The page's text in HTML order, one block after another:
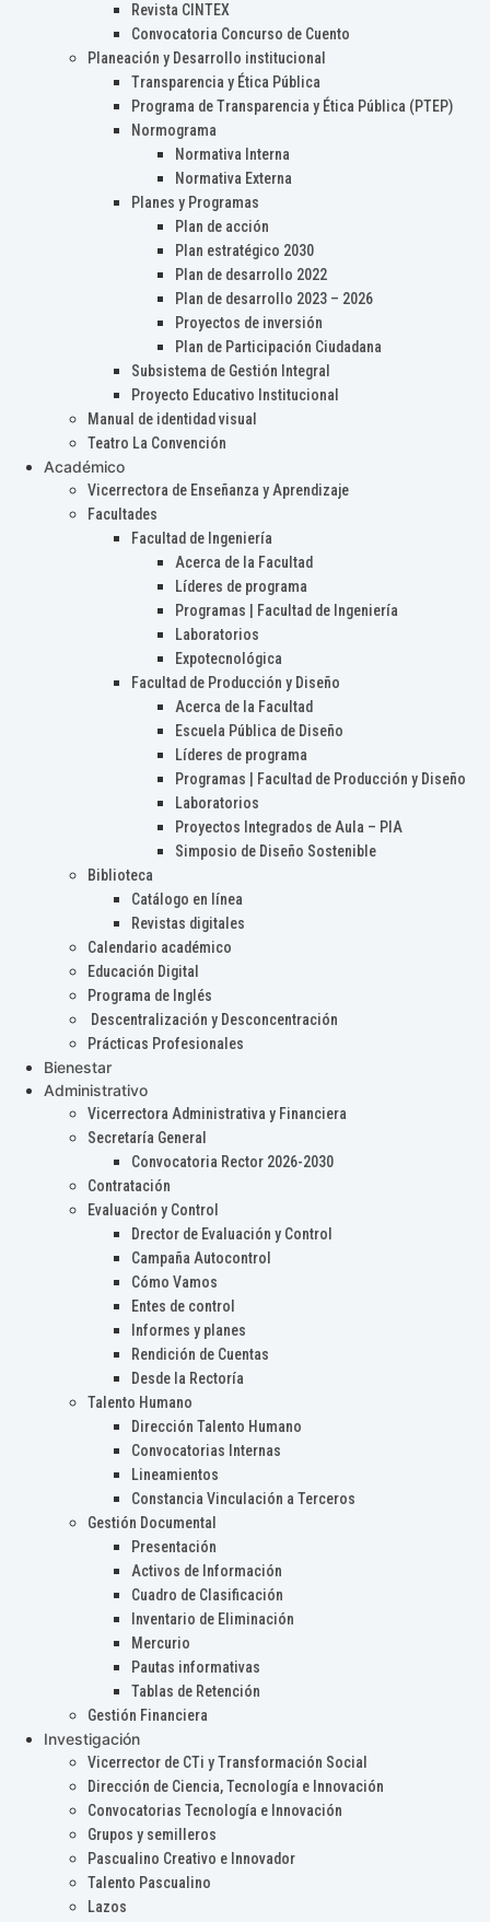
Revista CINTEX
Convocatoria Concurso de Cuento
Planeación y Desarrollo institucional
Transparencia y Ética Pública
Programa de Transparencia y Ética Pública (PTEP)
Normograma
Normativa Interna
Normativa Externa
Planes y Programas
Plan de acción
Plan estratégico 2030
Plan de desarrollo 2022
Plan de desarrollo 2023 – 2026
Proyectos de inversión
Plan de Participación Ciudadana
Subsistema de Gestión Integral
Proyecto Educativo Institucional
Manual de identidad visual
Teatro La Convención
Académico
Vicerrectora de Enseñanza y Aprendizaje
Facultades
Facultad de Ingeniería
Acerca de la Facultad
Líderes de programa
Programas | Facultad de Ingeniería
Laboratorios
Expotecnológica
Facultad de Producción y Diseño
Acerca de la Facultad
Escuela Pública de Diseño
Líderes de programa
Programas | Facultad de Producción y Diseño
Laboratorios
Proyectos Integrados de Aula – PIA
Simposio de Diseño Sostenible
Biblioteca
Catálogo en línea
Revistas digitales
Calendario académico
Educación Digital
Programa de Inglés
Descentralización y Desconcentración
Prácticas Profesionales
Bienestar
Administrativo
Vicerrectora Administrativa y Financiera
Secretaría General
Convocatoria Rector 2026-2030
Contratación
Evaluación y Control
Drector de Evaluación y Control
Campaña Autocontrol
Cómo Vamos
Entes de control
Informes y planes
Rendición de Cuentas
Desde la Rectoría
Talento Humano
Dirección Talento Humano
Convocatorias Internas
Lineamientos
Constancia Vinculación a Terceros
Gestión Documental
Presentación
Activos de Información
Cuadro de Clasificación
Inventario de Eliminación
Mercurio
Pautas informativas
Tablas de Retención
Gestión Financiera
Investigación
Vicerrector de CTi y Transformación Social
Dirección de Ciencia, Tecnología e Innovación
Convocatorias Tecnología e Innovación
Grupos y semilleros
Pascualino Creativo e Innovador
Talento Pascualino
Lazos